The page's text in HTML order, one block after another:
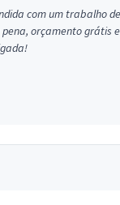
com um trabalho de
orçamento grátis e